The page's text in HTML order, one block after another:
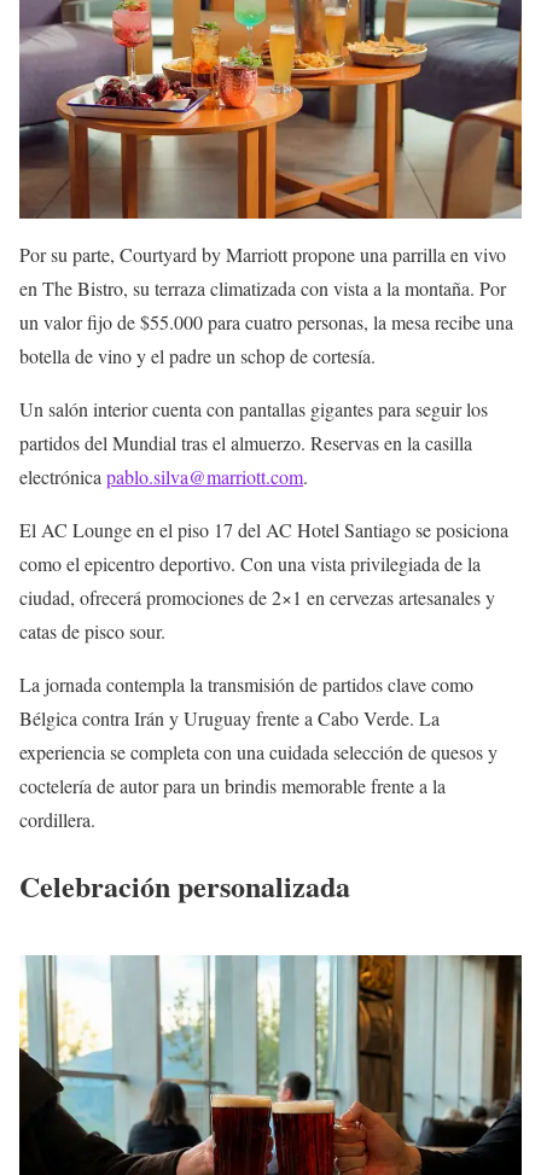
Por su parte, Courtyard by Marriott propone una parrilla en vivo
en The Bistro, su terraza climatizada con vista a la montaña. Por
un valor fijo de $55.000 para cuatro personas, la mesa recibe una
botella de vino y el padre un schop de cortesía.
Un salón interior cuenta con pantallas gigantes para seguir los
partidos del Mundial tras el almuerzo. Reservas en la casilla
electrónicapablo.silva@marriott.com.
El AC Lounge en el piso 17 del AC Hotel Santiago se posiciona
como el epicentro deportivo. Con una vista privilegiada de la
ciudad, ofrecerá promociones de 2×1 en cervezas artesanales y
catas de pisco sour.
La jornada contempla la transmisión de partidos clave como
Bélgica contra Irán y Uruguay frente a Cabo Verde. La
experiencia se completa con una cuidada selección de quesos y
coctelería de autor para un brindis memorable frente a la
cordillera.
Celebración personalizada